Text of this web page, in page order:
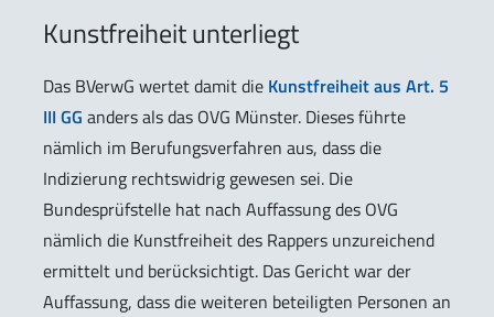
Kunstfreiheit unterliegt
Das BVerwG wertet damit die Kunstfreiheit aus Art. 5
III GG anders als das OVG Münster. Dieses führte
nämlich im Berufungsverfahren aus, dass die
Indizierung rechtswidrig gewesen sei. Die
Bundesprüfstelle hat nach Auffassung des OVG
nämlich die Kunstfreiheit des Rappers unzureichend
ermittelt und berücksichtigt. Das Gericht war der
Auffassung, dass die weiteren beteiligten Personen an